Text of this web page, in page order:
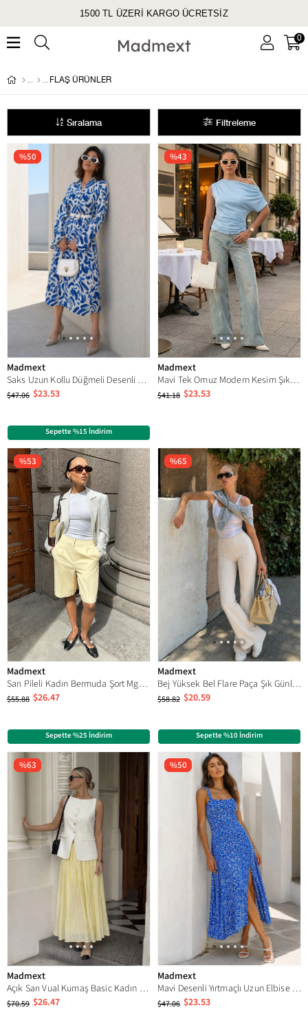
1500 TL ÜZERİ KARGO ÜCRETSİZ
0
FLAŞ ÜRÜNLER
Filtreleme
Sıralama
Madmext
Saks Uzun Kollu Düğmeli Desenli Elbise Mg2431
$23.53
$47.06
%50
Sepette %15 İndirim
Madmext
Mavi Tek Omuz Modern Kesim Şık Kadın Bluz MG2669
$23.53
$41.18
%43
Madmext
Sarı Pileli Kadın Bermuda Şort Mg2483
$26.47
$55.88
%53
Sepette %25 İndirim
Madmext
Bej Yüksek Bel Flare Paça Şık Günlük Kadın Tayt MG2645
$20.59
$58.82
%65
Sepette %10 İndirim
Madmext
Açık Sarı Vual Kumaş Basic Kadın Uzun Boy Kadın Etek Mg2366
$26.47
$70.59
%63
Madmext
Mavi Desenli Yırtmaçlı Uzun Elbise MG1868
$23.53
$47.06
%50